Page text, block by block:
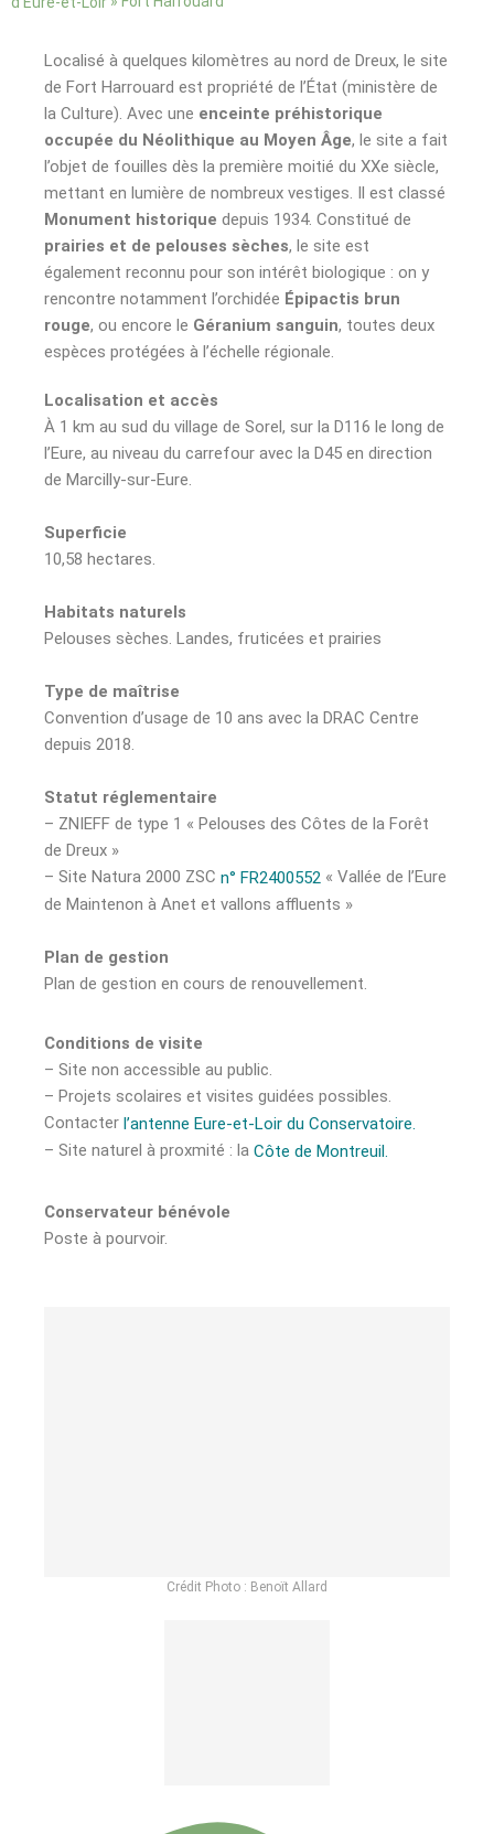
Localisé à quelques kilomètres au nord de Dreux, le site
de Fort Harrouard est propriété de l’État (ministère de
la Culture). Avec une enceinte préhistorique
occupée du Néolithique au Moyen Âge, le site a fait
l’objet de fouilles dès la première moitié du XXe siècle,
mettant en lumière de nombreux vestiges. Il est classé
Monument historique depuis 1934. Constitué de
prairies et de pelouses sèches, le site est
également reconnu pour son intérêt biologique : on y
rencontre notamment l’orchidée Épipactis brun
rouge, ou encore le Géranium sanguin, toutes deux
espèces protégées à l’échelle régionale.
Localisation et accès
À 1 km au sud du village de Sorel, sur la D116 le long de
l’Eure, au niveau du carrefour avec la D45 en direction
de Marcilly-sur-Eure.
Superficie
10,58 hectares.
Habitats naturels
Pelouses sèches. Landes, fruticées et prairies
Type de maîtrise
Convention d’usage de 10 ans avec la DRAC Centre
depuis 2018.
Statut réglementaire
– ZNIEFF de type 1 « Pelouses des Côtes de la Forêt
de Dreux »
– Site Natura 2000 ZSC n° FR2400552 « Vallée de l’Eure
de Maintenon à Anet et vallons affluents »
Plan de gestion
Plan de gestion en cours de renouvellement.
Conditions de visite
– Site non accessible au public.
– Projets scolaires et visites guidées possibles.
Contacter l’antenne Eure-et-Loir du Conservatoire.
– Site naturel à proxmité : la Côte de Montreuil.
Conservateur bénévole
Poste à pourvoir.
Crédit Photo : Benoït Allard